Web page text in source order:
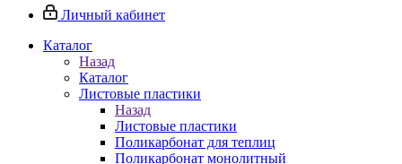
Личный кабинет
Каталог
Назад
Каталог
Листовые пластики
Назад
Листовые пластики
Поликарбонат для теплиц
Поликарбонат монолитный